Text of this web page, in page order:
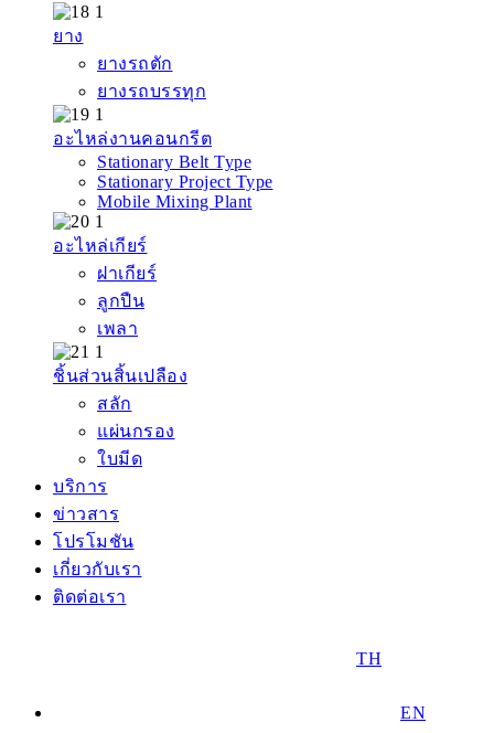
ยาง
ยางรถตัก
ยางรถบรรทุก
อะไหล่งานคอนกรีต
Stationary Belt Type
Stationary Project Type
Mobile Mixing Plant
อะไหล่เกียร์
ฝาเกียร์
ลูกปืน
เพลา
ชิ้นส่วนสิ้นเปลือง
สลัก
แผ่นกรอง
ใบมีด
บริการ
ข่าวสาร
โปรโมชัน
เกี่ยวกับเรา
ติดต่อเรา
TH
EN